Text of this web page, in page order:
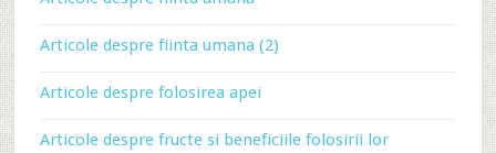
Articole despre fiinta umana (2)
Articole despre folosirea apei
Articole despre fructe si beneficiile folosirii lor